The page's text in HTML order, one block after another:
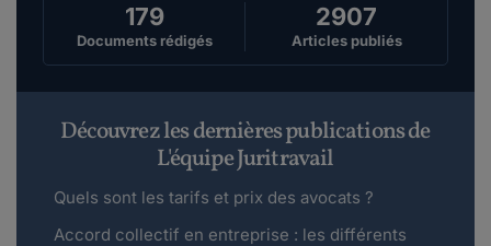
179
Documents rédigés
2907
Articles publiés
Découvrez les dernières publications de
L'équipe Juritravail
Quels sont les tarifs et prix des avocats ?
Accord collectif en entreprise : les différents